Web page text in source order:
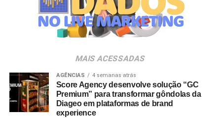
destaca Aline Ivanov, gerente de marketing do Shopping
Villa Lobos.
Para ingressar no programa e participar do sorteio, os
Shopping Villa Lobos, efetuar o cadastro e enviar
comprovantes fiscais de qualquer valor. O regulamento
completo está disponível no site do empreendimento.
MAIS ACESSADAS
AGÊNCIAS 4 semanas atrás
Score Agency desenvolve solução “GC
Premium” para transformar gôndolas da
Diageo em plataformas de brand
experience